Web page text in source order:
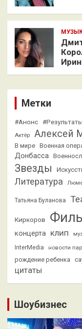
Метки
#Анонс #Результаты
Актёр Алексей
В мире Военная
Донбасса
Звезды
Литература
Татьяна Буланова
Киркоров
концерта клип
InterMedia
новости
рождение ребенка
цитаты
Шоубизнес